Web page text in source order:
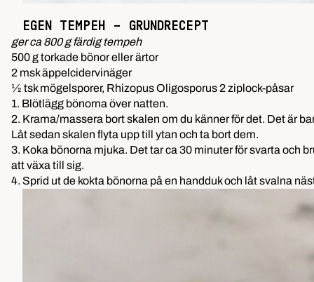
EGEN TEMPEH – GRUNDRECEPT
ger ca 800 g färdig tempeh
500 g torkade bönor eller ärtor
2 msk äppelcidervinäger
1⁄2 tsk mögelsporer, Rhizopus Oligosporus 2 ziplock-påsar
1. Blötlägg bönorna över natten.
2. Krama/massera bort skalen om du känner för det. Det är
Låt sedan skalen flyta upp till ytan och ta bort dem.
3. Koka bönorna mjuka. Det tar ca 30 minuter för svarta och
att växa till sig.
4. Sprid ut de kokta bönorna på en handduk och låt svalna